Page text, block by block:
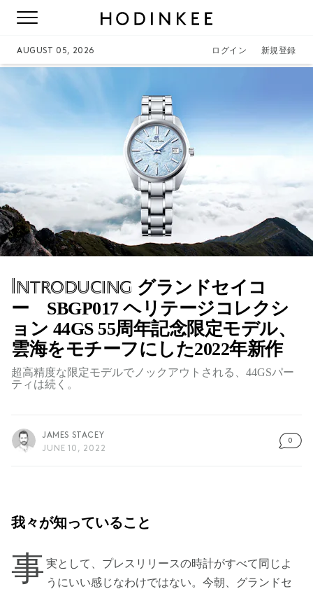
AUGUST 05, 2026 ログイン 新規登録
Introducing グランドセイコ
ー SBGP017 ヘリテージコレクシ
ョン 44GS 55周年記念限定モデル、
雲海をモチーフにした2022年新作
超高精度な限定モデルでノックアウトされる、44GSパー
ティは続く。
JAMES STACEY
JUNE 10, 2022
0
我々が知っていること
事 実として、プレスリリースの時計がすべて同じよ
うにいい感じなわけではない。今朝、グランドセ